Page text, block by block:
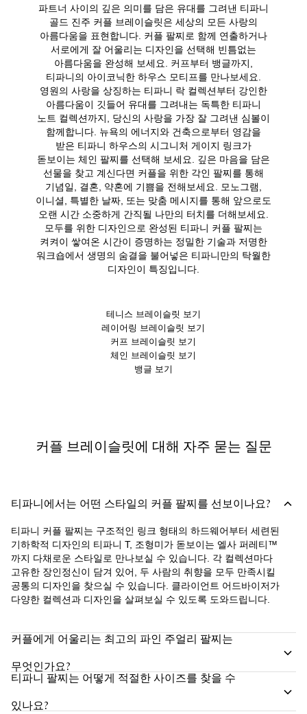
파트너 사이의 깊은 의미를 담은 유대를 그려낸 티파니
골드 진주 커플 브레이슬릿은 세상의 모든 사랑의
아름다움을 표현합니다. 커플 팔찌로 함께 연출하거나
서로에게 잘 어울리는 디자인을 선택해 빈틈없는
아름다움을 완성해 보세요. 커프부터 뱅글까지,
티파니의 아이코닉한 하우스 모티프를 만나보세요.
영원의 사랑을 상징하는 티파니 락 컬렉션부터 강인한
아름다움이 깃들어 유대를 그려내는 독특한 티파니
노트 컬렉션까지, 당신의 사랑을 가장 잘 그려낸 심볼이
함께합니다. 뉴욕의 에너지와 건축으로부터 영감을
받은 티파니 하우스의 시그니처 게이지 링크가
돋보이는 체인 팔찌를 선택해 보세요. 깊은 마음을 담은
선물을 찾고 계신다면 커플을 위한 각인 팔찌를 통해
기념일, 결혼, 약혼에 기쁨을 전해보세요. 모노그램,
이니셜, 특별한 날짜, 또는 맞춤 메시지를 통해 앞으로도
오랜 시간 소중하게 간직될 나만의 터치를 더해보세요.
모두를 위한 디자인으로 완성된 티파니 커플 팔찌는
켜켜이 쌓여온 시간이 증명하는 정밀한 기술과 저명한
워크숍에서 생명의 숨결을 불어넣은 티파니만의 탁월한
디자인이 특징입니다.
테니스 브레이슬릿 보기
레이어링 브레이슬릿 보기
커프 브레이슬릿 보기
체인 브레이슬릿 보기
뱅글 보기
커플 브레이슬릿에 대해 자주 묻는 질문
티파니에서는 어떤 스타일의 커플 팔찌를 선보이나요?
티파니 커플 팔찌는 구조적인 링크 형태의 하드웨어부터 세련된
기하학적 디자인의 티파니 T, 조형미가 돋보이는 엘사 퍼레티™
까지 다채로운 스타일로 만나보실 수 있습니다. 각 컬렉션마다
고유한 장인정신이 담겨 있어, 두 사람의 취향을 모두 만족시킬
공통의 디자인을 찾으실 수 있습니다. 클라이언트 어드바이저가
다양한 컬렉션과 디자인을 살펴보실 수 있도록 도와드립니다.
커플에게 어울리는 최고의 파인 주얼리 팔찌는
무엇인가요?
티파니 팔찌는 어떻게 적절한 사이즈를 찾을 수
있나요?